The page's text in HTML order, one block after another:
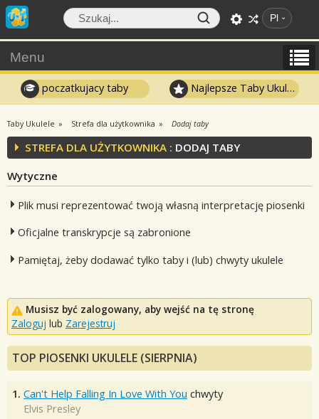
Pl
Menu
poczatkujacy taby Najlepsze Taby Ukulele
Taby Ukulele Strefa dla użytkownika Dodaj taby
STREFA DLA UŻYTKOWNIKA : DODAJ TABY
Wytyczne
Plik musi reprezentować twoją własną interpretację piosenki
Oficjalne transkrypcje są zabronione
Pamiętaj, żeby dodawać tylko taby i (lub) chwyty ukulele
Musisz być zalogowany, aby wejść na tę stronę
Zaloguj lub Zarejestruj
TOP PIOSENKI UKULELE (SIERPNIA)
1. Can't Help Falling In Love With You chwyty
Elvis Presley